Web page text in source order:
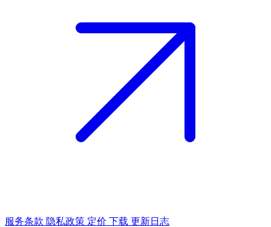
服务条款 隐私政策 定价 下载 更新日志